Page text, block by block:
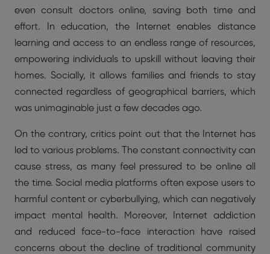
even consult doctors online, saving both time and
effort. In education, the Internet enables distance
learning and access to an endless range of resources,
empowering individuals to upskill without leaving their
homes. Socially, it allows families and friends to stay
connected regardless of geographical barriers, which
was unimaginable just a few decades ago.
On the contrary, critics point out that the Internet has
led to various problems. The constant connectivity can
cause stress, as many feel pressured to be online all
the time. Social media platforms often expose users to
harmful content or cyberbullying, which can negatively
impact mental health. Moreover, Internet addiction
and reduced face-to-face interaction have raised
concerns about the decline of traditional community